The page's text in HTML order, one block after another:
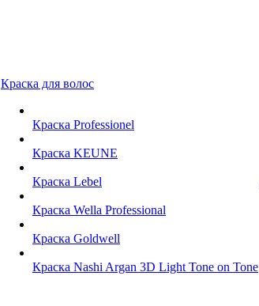
Краска для волос
Краска Professionel
Краска KEUNE
Краска Lebel
Краска Wella Professional
Краска Goldwell
Краска Nashi Argan 3D Light Tone on Tone